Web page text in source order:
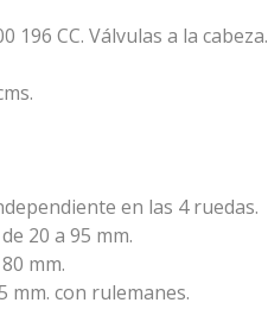
196 CC. Válvulas a la cabeza.
en las 4 ruedas.
20 a 95 mm.
mm.
mm. con rulemanes.